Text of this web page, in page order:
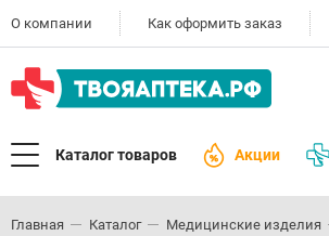
О компании Как оформить заказ
Каталог товаров Акции
Главная Каталог Медицинские изделия